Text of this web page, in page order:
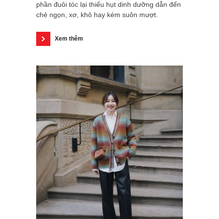
phần đuôi tóc lại thiếu hụt dinh dưỡng dẫn đến
chẻ ngọn, xơ, khô hay kém suôn mượt.
Xem thêm